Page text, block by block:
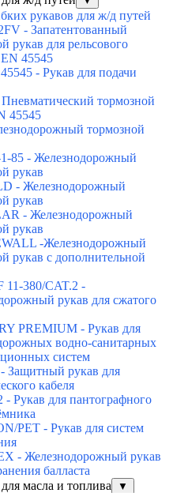
рукавов для ж/д путей
- Запатентованный
рукав для рельсового
45545
- Рукав для подачи
тормозной
45545
тормозной
85 - Железнодорожный
рукав
- Железнодорожный
рукав
- Железнодорожный
рукав
-Железнодорожный
рукав с дополнительной
11-380/CAT.2 -
рукав для сжатого
PREMIUM - Рукав для
водно-санитарных
систем
Защитный рукав для
кабеля
- Рукав для пантографного
PET - Рукав для систем
- Железнодорожный рукав
балласта
масла и топлива
▼